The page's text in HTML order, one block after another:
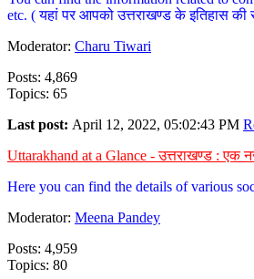
etc. ( यहां पर आपको उत्तराखण्ड के इतिहास की
Moderator: Charu Tiwari
Posts: 4,869
Topics: 65
Last post: April 12, 2022, 05:02:43 PM
Uttarakhand at a Glance - उत्तराखण्ड : एक
Here you can find the details of various
Moderator: Meena Pandey
Posts: 4,959
Topics: 80